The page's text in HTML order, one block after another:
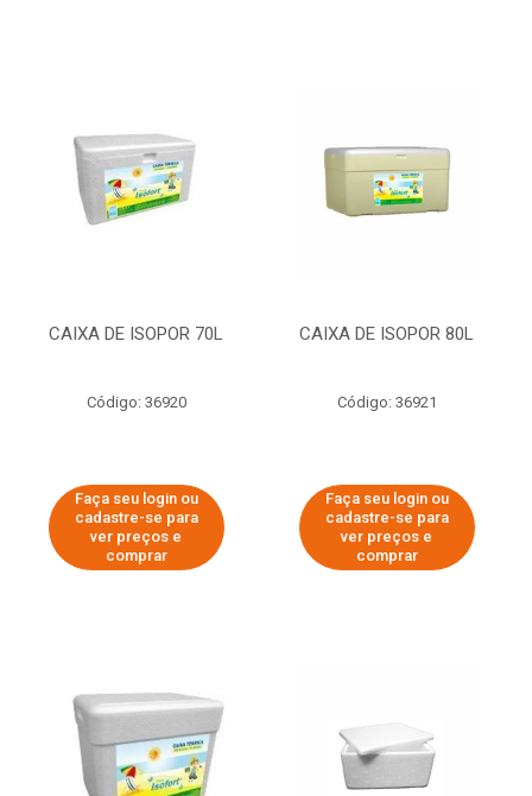
CAIXA DE ISOPOR 70L
Código: 36920
Faça seu login ou
cadastre-se para
ver preços e
comprar
CAIXA DE ISOPOR 80L
Código: 36921
Faça seu login ou
cadastre-se para
ver preços e
comprar